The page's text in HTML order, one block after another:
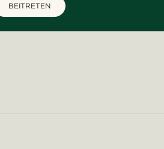
BEITRETEN